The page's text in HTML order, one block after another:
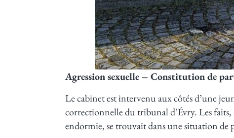
Agression sexuelle – Constitution de
Le cabinet est intervenu aux côtés d’une
correctionnelle du tribunal d’Évry. Les
endormie, se trouvait dans une situation